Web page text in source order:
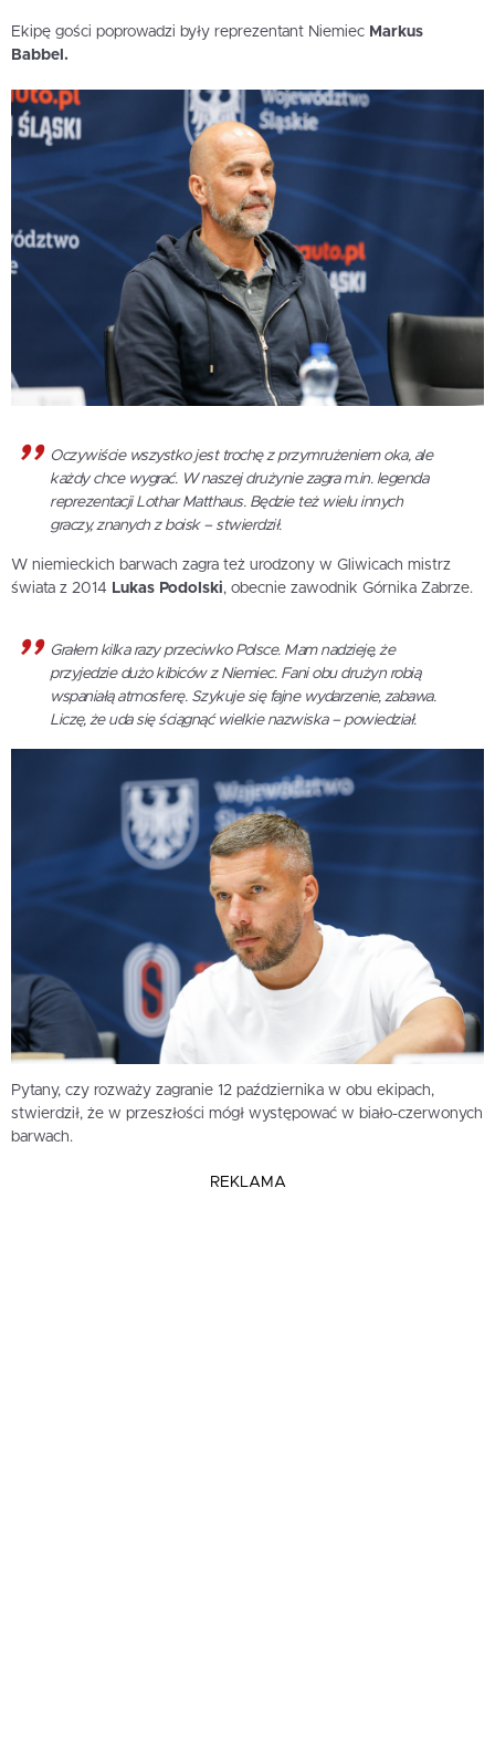
Ekipę gości poprowadzi były reprezentant Niemiec Markus
Babbel.
Oczywiście wszystko jest trochę z przymrużeniem oka, ale
każdy chce wygrać. W naszej drużynie zagra m.in. legenda
reprezentacji Lothar Matthaus. Będzie też wielu innych
graczy, znanych z boisk – stwierdził.
W niemieckich barwach zagra też urodzony w Gliwicach mistrz
świata z 2014 Lukas Podolski, obecnie zawodnik Górnika Zabrze.
Grałem kilka razy przeciwko Polsce. Mam nadzieję, że
przyjedzie dużo kibiców z Niemiec. Fani obu drużyn robią
wspaniałą atmosferę. Szykuje się fajne wydarzenie, zabawa.
Liczę, że uda się ściągnąć wielkie nazwiska – powiedział.
Pytany, czy rozważy zagranie 12 października w obu ekipach,
stwierdził, że w przeszłości mógł występować w biało-czerwonych
barwach.
REKLAMA